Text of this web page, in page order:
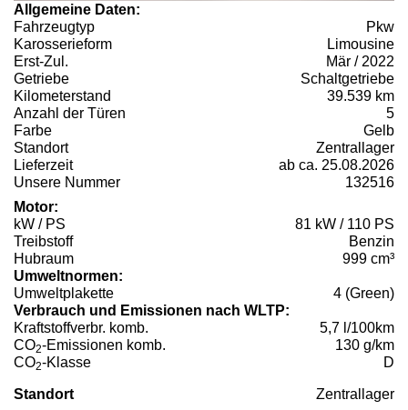
Allgemeine Daten:
Fahrzeugtyp
Pkw
Karosserieform
Limousine
Erst-Zul.
Mär / 2022
Getriebe
Schaltgetriebe
Kilometerstand
39.539 km
Anzahl der Türen
5
Farbe
Gelb
Standort
Zentrallager
Lieferzeit
ab ca. 25.08.2026
Unsere Nummer
132516
Motor:
kW / PS
81 kW / 110 PS
Treibstoff
Benzin
Hubraum
999 cm³
Umweltnormen:
Umweltplakette
4 (Green)
Verbrauch und Emissionen nach WLTP:
Kraftstoffverbr. komb.
5,7 l/100km
CO2-Emissionen komb.
130 g/km
CO2-Klasse D
Standort Zentrallager